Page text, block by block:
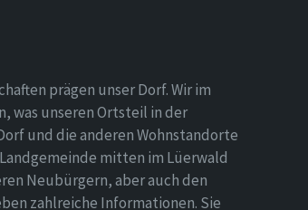
prägen unser Dorf. Wir im
was unseren Ortsteil in der
und die anderen Wohnstandorte
mitten im Lüerwald
Neubürgern, aber auch den
zahlreiche Informationen. Sie